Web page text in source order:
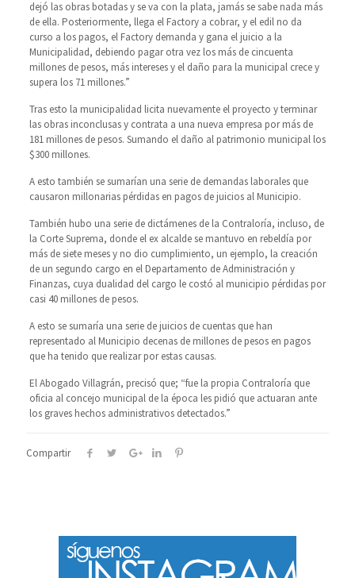
dejó las obras botadas y se va con la plata, jamás se sabe nada más
de ella. Posteriormente, llega el Factory a cobrar, y el edil no da
curso a los pagos, el Factory demanda y gana el juicio a la
Municipalidad, debiendo pagar otra vez los más de cincuenta
millones de pesos, más intereses y el daño para la municipal crece y
supera los 71 millones.”
Tras esto la municipalidad licita nuevamente el proyecto y terminar
las obras inconclusas y contrata a una nueva empresa por más de
181 millones de pesos. Sumando el daño al patrimonio municipal los
$300 millones.
A esto también se sumarían una serie de demandas laborales que
causaron millonarias pérdidas en pagos de juicios al Municipio.
También hubo una serie de dictámenes de la Contraloría, incluso, de
la Corte Suprema, donde el ex alcalde se mantuvo en rebeldía por
más de siete meses y no dio cumplimiento, un ejemplo, la creación
de un segundo cargo en el Departamento de Administración y
Finanzas, cuya dualidad del cargo le costó al municipio pérdidas por
casi 40 millones de pesos.
A esto se sumaría una serie de juicios de cuentas que han
representado al Municipio decenas de millones de pesos en pagos
que ha tenido que realizar por estas causas.
El Abogado Villagrán, precisó que; “fue la propia Contraloría que
oficia al concejo municipal de la época les pidió que actuaran ante
los graves hechos administrativos detectados.”
Compartir